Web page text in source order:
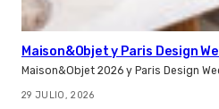
Maison&Objet y Paris Design
Maison&Objet 2026 y Paris Design
29 JULIO, 2026